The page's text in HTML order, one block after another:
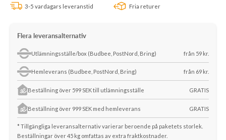
3-5 vardagars leveranstid Fria returer
Flera leveransalternativ
Utlämningsställe/box (Budbee, PostNord, Bring) från 59 kr.
Hemleverans (Budbee, PostNord, Bring) från 69 kr.
Beställning över 599 SEK till utlämningsställe GRATIS
Beställning över 999 SEK med hemleverans GRATIS
* Tillgängliga leveransalternativ varierar beroende på paketets storlek.
Beställningar över 45 kg omfattas av extra fraktkostnader.